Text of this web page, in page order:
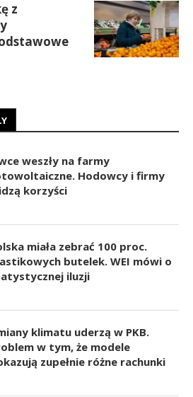
z
weszły na farmy
Hodowcy i firmy
korzyści
miała zebrać 100 proc.
butelek. WEI mówi o
iluzji
klimatu uderzą w PKB.
w tym, że modele
zupełnie różne rachunki